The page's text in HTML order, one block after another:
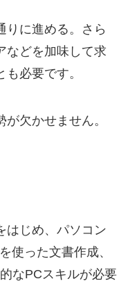
りに進める。さら
などを加味して求
必要です。
欠かせません。
はじめ、パソコン
使った文書作成、
なPCスキルが必要